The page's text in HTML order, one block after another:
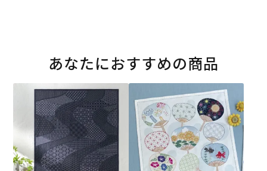
あなたにおすすめの商品